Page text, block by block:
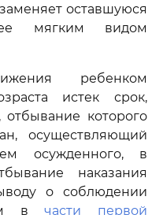
оставшуюся
мягким видом
ребенком
истек срок,
которого
осуществляющий
осужденного, в
наказания
о соблюдении
вчасти первой